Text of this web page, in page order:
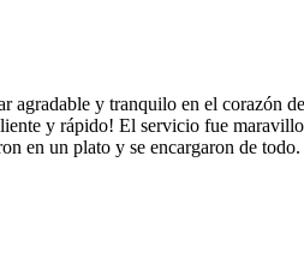
y tranquilo en el corazón
y rápido! El servicio fue
en un plato y se encargaron de